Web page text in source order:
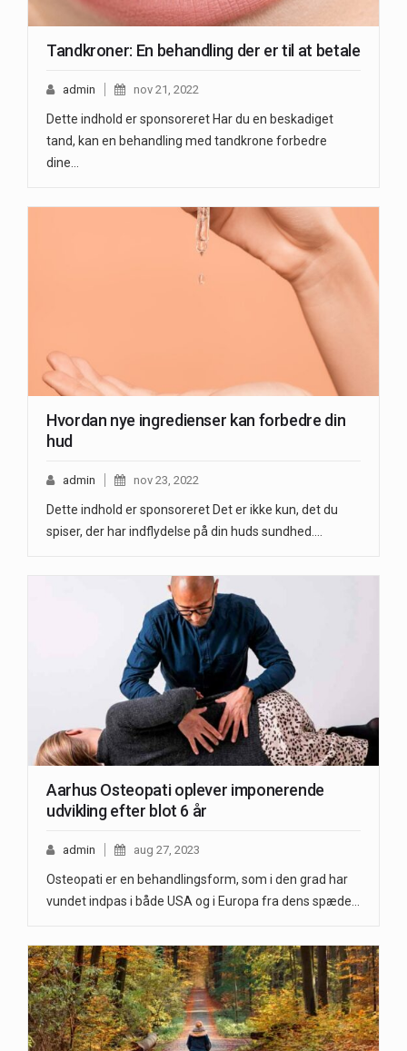
Tandkroner: En behandling der er til at betale
admin nov 21, 2022
Dette indhold er sponsoreret Har du en beskadiget
tand, kan en behandling med tandkrone forbedre
dine…
Hvordan nye ingredienser kan forbedre din
hud
admin nov 23, 2022
Dette indhold er sponsoreret Det er ikke kun, det du
spiser, der har indflydelse på din huds sundhed.…
Aarhus Osteopati oplever imponerende
udvikling efter blot 6 år
admin aug 27, 2023
Osteopati er en behandlingsform, som i den grad har
vundet indpas i både USA og i Europa fra dens spæde…